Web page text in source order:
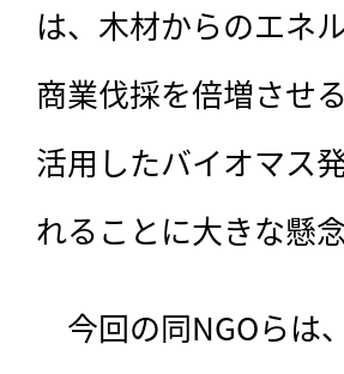
は、木材からのエネ
商業伐採を倍増させ
活用したバイオマス
れることに大きな懸
今回の同NGOらは